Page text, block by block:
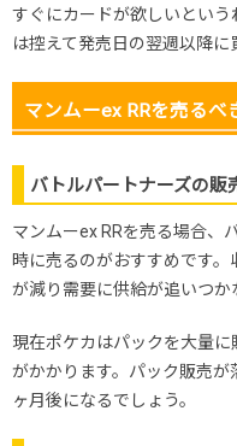
すぐにカードが欲しいとい
は控えて発売日の翌週以降に
マンムーex RRを売るべ
バトルパートナーズの販
マンムーex RRを売る場合、
時に売るのがおすすめです
が減り需要に供給が追いつか
現在ポケカはパックを大量
がかかります。パック販売
ヶ月後になるでしょう。